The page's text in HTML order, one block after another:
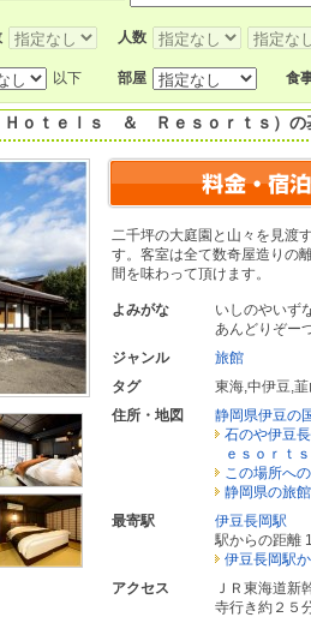
人数
以下 部屋 食
ｏｔｅｌｓ ＆ Ｒｅｓｏｒｔｓ） の
二千坪の大庭園と山々を見渡
す。客室は全て数奇屋造りの
間を味わって頂けます。
よみがな
いしのやいず
あんどりぞー
ジャンル
旅館
タグ
東海,中伊豆,
住所・地図
静岡県伊豆の
石のや伊豆
ｅｓｏｒｔ
この場所へ
静岡県の旅館
最寄駅
伊豆長岡駅
駅からの距離
伊豆長岡駅
アクセス
ＪＲ東海道新
寺行き約２５